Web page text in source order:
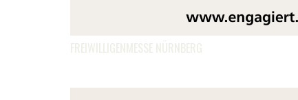
FREIWILLIGENMESSE NÜRNBERG